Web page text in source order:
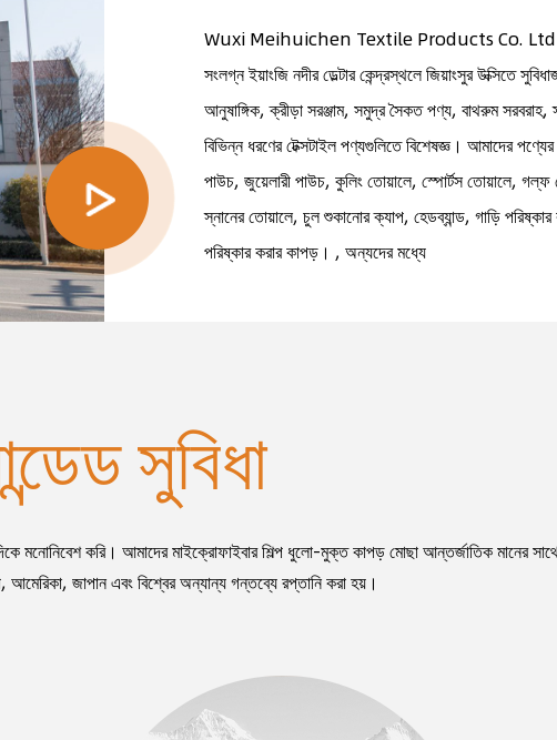
Wuxi Meihuichen Textile Products Co. Ltd 2014
সংলগ্ন ইয়াংজি নদীর ডেল্টার কেন্দ্রস্থলে জিয়াংসুর উক্সিতে
আনুষাঙ্গিক, ক্রীড়া সরঞ্জাম, সমুদ্র সৈকত পণ্য, বাথরুম সরবরাহ,
বিভিন্ন ধরণের টেক্সটাইল পণ্যগুলিতে বিশেষজ্ঞ। আমাদের
পাউচ, জুয়েলারী পাউচ, কুলিং তোয়ালে, স্পোর্টস তোয়ালে,
স্নানের তোয়ালে, চুল শুকানোর ক্যাপ, হেডব্যান্ড, গাড়ি
পরিষ্কার করার কাপড়। , অন্যদের মধ্যে
সুবিধা
মনোনিবেশ করি। আমাদেরমাইক্রোফাইবার শিল্প ধুলো-মুক্ত কাপড় মোছাআন্তর্জাতিক মানের
আমেরিকা, জাপান এবং বিশ্বের অন্যান্য গন্তব্যে রপ্তানি করা হয়।